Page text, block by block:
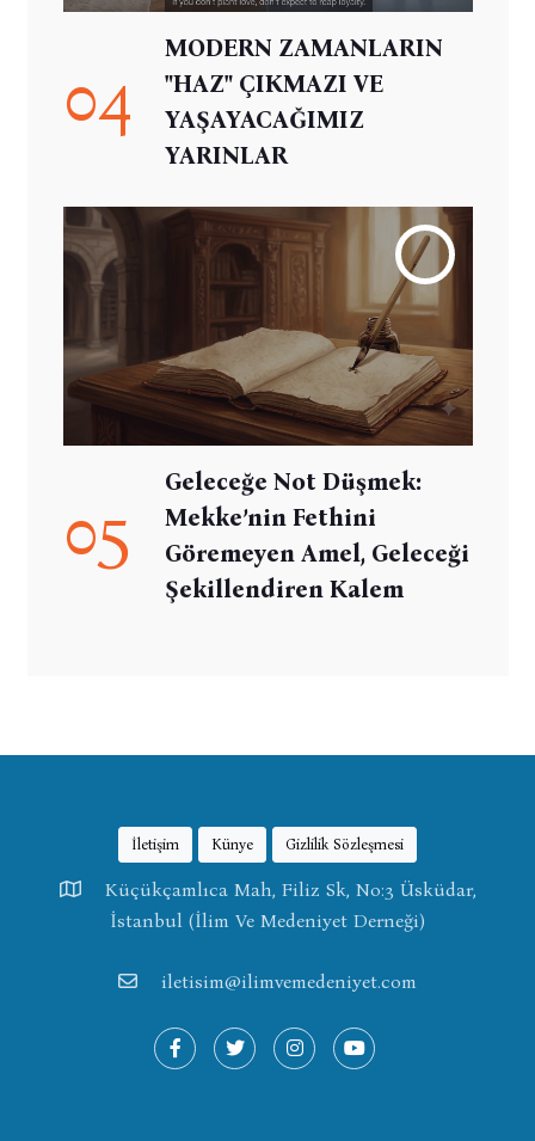
04
MODERN ZAMANLARIN
"HAZ" ÇIKMAZI VE
YAŞAYACAĞIMIZ
YARINLAR
05
Geleceğe Not Düşmek:
Mekke’nin Fethini
Göremeyen Amel, Geleceği
Şekillendiren Kalem
İletişim Künye Gizlilik Sözleşmesi
Küçükçamlıca Mah, Filiz Sk, No:3 Üsküdar,
İstanbul (İlim Ve Medeniyet Derneği)
iletisim@ilimvemedeniyet.com